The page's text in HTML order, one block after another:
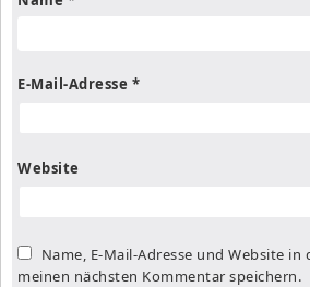
E-Mail-Adresse *
Website
Name, E-Mail-Adresse und Website in
meinen nächsten Kommentar speichern.